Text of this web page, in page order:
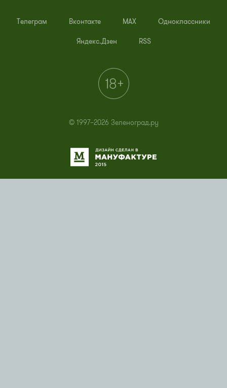
Телеграм Вконтакте MAX Одноклассники
Яндекс.Дзен RSS
© 1997–2026 Зеленоград.ру